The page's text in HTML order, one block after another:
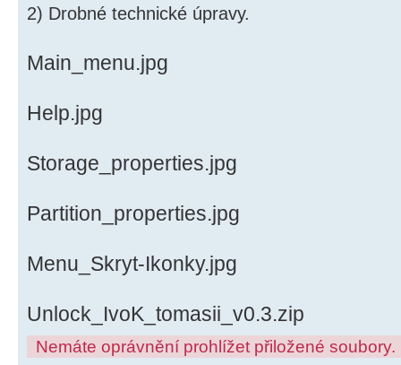
2) Drobné technické úpravy.
Main_menu.jpg
Help.jpg
Storage_properties.jpg
Partition_properties.jpg
Menu_Skryt-Ikonky.jpg
Unlock_IvoK_tomasii_v0.3.zip
Nemáte oprávnění prohlížet přiložené soubory.